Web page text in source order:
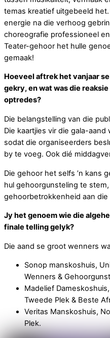
temas kreatief uitgebeeld
energie na die verhoog
choreografie professioneel
Teater-gehoor het hulle
gemaak!
Hoeveel aftrek het vanjaar
gekry, en wat was die
optredes?
Die belangstelling van die
Die kaartjies vir die gala-aand
sodat die organiseerders
by te voeg. Ook dié
Die gehoor het selfs ’n kans
hul gehoorgunsteling te
gehoorbetrokkenheid aan
Jy het genoem wie die
finale telling gelyk?
Die aand se groot wenners
Sonop manskoshuis,
Wenners &
Madelief
Tweede Plek & Beste
Veritas Manskoshuis,
Plek.